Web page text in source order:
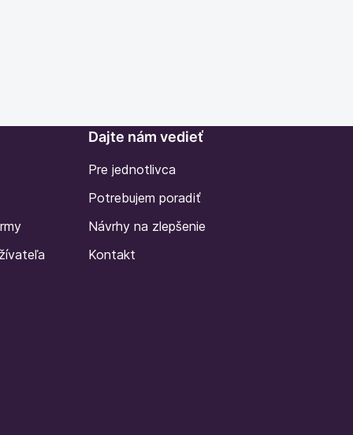
Dajte nám vedieť
Pre jednotlivca
Potrebujem poradiť
Návrhy na zlepšenie
Kontakt